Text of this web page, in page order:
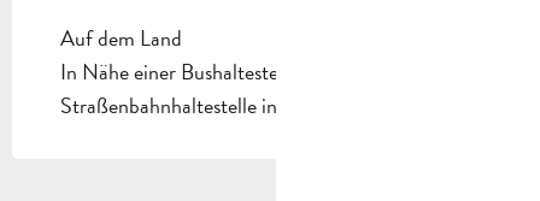
Auf dem Land
In Nähe einer Bushaltestelle
Straßenbahnhaltestelle in weniger als 500 m